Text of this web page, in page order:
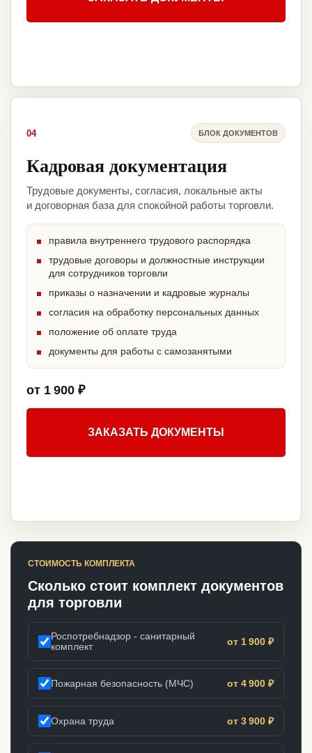
04 БЛОК ДОКУМЕНТОВ
Кадровая документация
Трудовые документы, согласия, локальные акты
и договорная база для спокойной работы торговли.
правила внутреннего трудового распорядка
трудовые договоры и должностные инструкции
для сотрудников торговли
приказы о назначении и кадровые журналы
согласия на обработку персональных данных
положение об оплате труда
документы для работы с самозанятыми
от 1 900 ₽
ЗАКАЗАТЬ ДОКУМЕНТЫ
СТОИМОСТЬ КОМПЛЕКТА
Сколько стоит комплект документов
для торговли
Роспотребнадзор - санитарный
комплект
от 1 900 ₽
Пожарная безопасность (МЧС) от 4 900 ₽
Охрана труда от 3 900 ₽